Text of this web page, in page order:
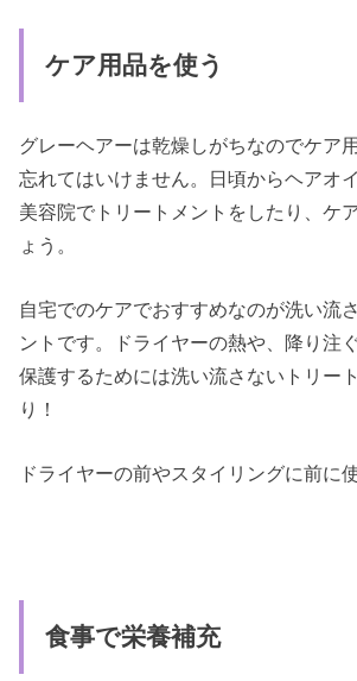
ケア用品を使う
グレーヘアーは乾燥しがちなのでケア
忘れてはいけません。日頃からヘアオ
美容院でトリートメントをしたり、ケ
ょう。
自宅でのケアでおすすめなのが洗い流
ントです。ドライヤーの熱や、降り注
保護するためには洗い流さないトリー
り！
ドライヤーの前やスタイリングに前に
食事で栄養補充